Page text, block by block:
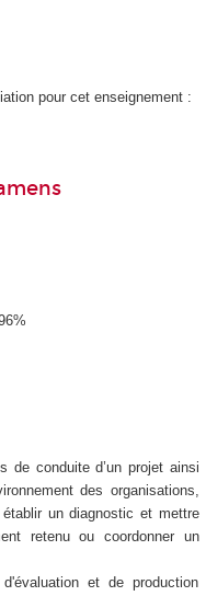
pour cet enseignement :
de conduite d’un projet ainsi
des organisations,
un diagnostic et mettre
retenu ou coordonner un
et de production